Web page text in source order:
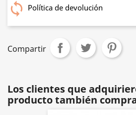
Política de devolución
Compartir
Los clientes que
producto también